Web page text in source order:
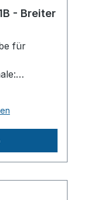
- Breiter
für
mm
mm